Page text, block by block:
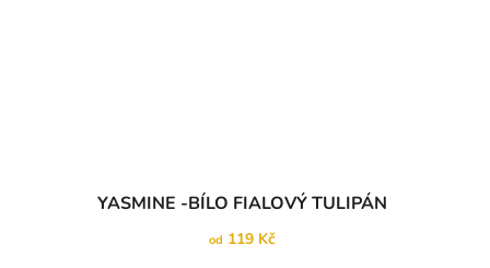
YASMINE -BÍLO FIALOVÝ TULIPÁN
od 119 Kč